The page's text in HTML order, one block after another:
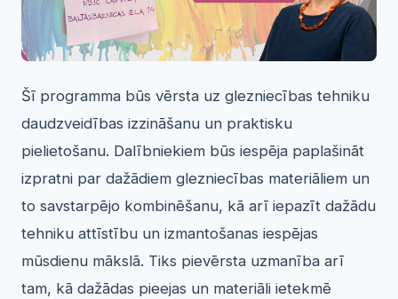
Šī programma būs vērsta uz glezniecības tehniku
daudzveidības izzināšanu un praktisku
pielietošanu. Dalībniekiem būs iespēja paplašināt
izpratni par dažādiem glezniecības materiāliem un
to savstarpējo kombinēšanu, kā arī iepazīt dažādu
tehniku attīstību un izmantošanas iespējas
mūsdienu mākslā. Tiks pievērsta uzmanība arī
tam, kā dažādas pieejas un materiāli ietekmē